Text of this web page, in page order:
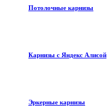
Потолочные карнизы
Карнизы с Яндекс Алисой
Эркерные карнизы